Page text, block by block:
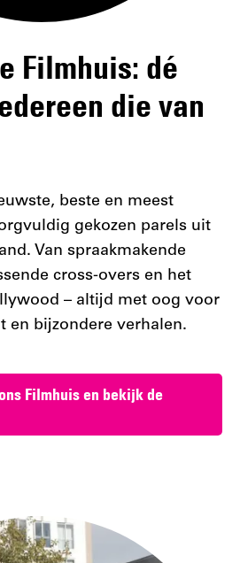
Filmhuis: dé
die van
beste en meest
gekozen parels uit
Van spraakmakende
cross-overs en het
– altijd met oog voor
en bijzondere verhalen.
Filmhuis en bekijk de